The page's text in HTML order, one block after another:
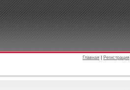
Главная Регистрация